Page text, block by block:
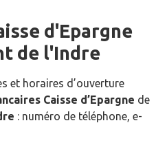
d'Epargne
de l'Indre
et horaires d’ouverture
Caisse d’Epargne de
: numéro de téléphone, e-